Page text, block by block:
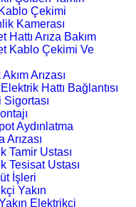
Çekimi
Kamerası
Hattı Arıza Bakım
Kablo Çekimi Ve
Arızası
Hattı Bağlantısı
Sigortası
Aydınlatma
Arızası
Tamir Ustası
Tesisat Ustası
İşleri
Yakın
Elektrikçi